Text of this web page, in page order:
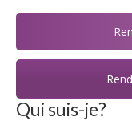
Qui suis-je?